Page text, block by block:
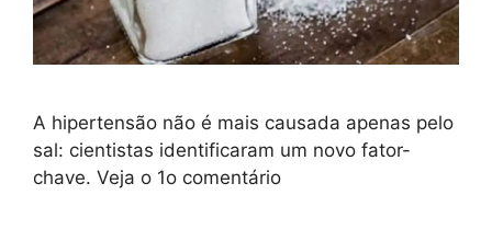
A hipertensão não é mais causada apenas pelo
sal: cientistas identificaram um novo fator-
chave. Veja o 1o comentário